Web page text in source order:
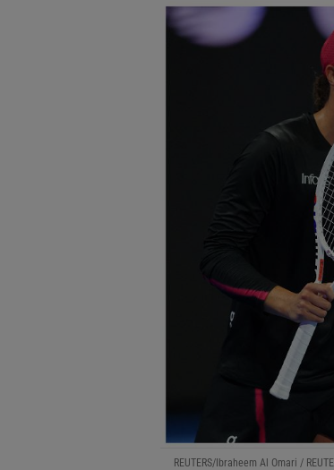
REUTERS/Ibraheem Al Omari /